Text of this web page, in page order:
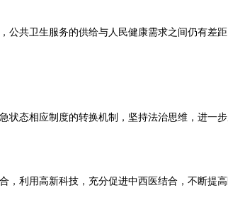
共卫生服务的供给与人民健康需求之间仍有差距
态相应制度的转换机制，坚持法治思维，进一
利用高新科技，充分促进中西医结合，不断提高